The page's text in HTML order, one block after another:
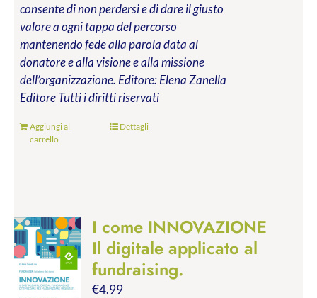
consente di non perdersi e di dare il giusto
valore a ogni tappa del percorso
mantenendo fede alla parola data al
donatore e alla visione e alla missione
dell’organizzazione. Editore: Elena Zanella
EditoreTutti i diritti riservati
Aggiungi al
carrello
Dettagli
I come INNOVAZIONE
Il digitale applicato al
fundraising.
€4.99